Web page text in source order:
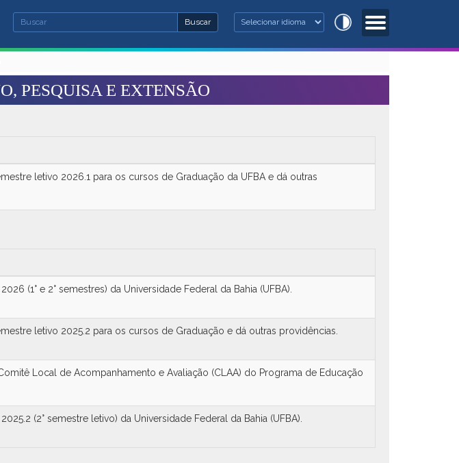
Formulário de busca
BuscarBuscar
PESQUISA E EXTENSÃO
letivo 2026.1 para os cursos de Graduação da UFBA e dá outras
(1° e 2° semestres) da Universidade Federal da Bahia (UFBA).
letivo 2025.2 para os cursos de Graduação e dá outras providências.
Local de Acompanhamento e Avaliação (CLAA) do Programa de Educação
(2° semestre letivo) da Universidade Federal da Bahia (UFBA).